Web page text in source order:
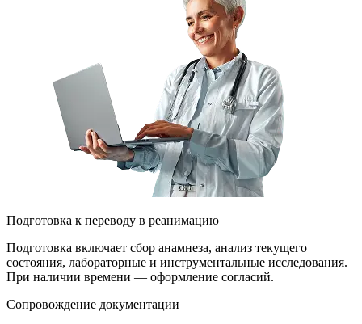
Подготовка к переводу в реанимацию
Подготовка включает сбор анамнеза, анализ текущего
состояния, лабораторные и инструментальные исследования.
При наличии времени — оформление согласий.
Сопровождение документации